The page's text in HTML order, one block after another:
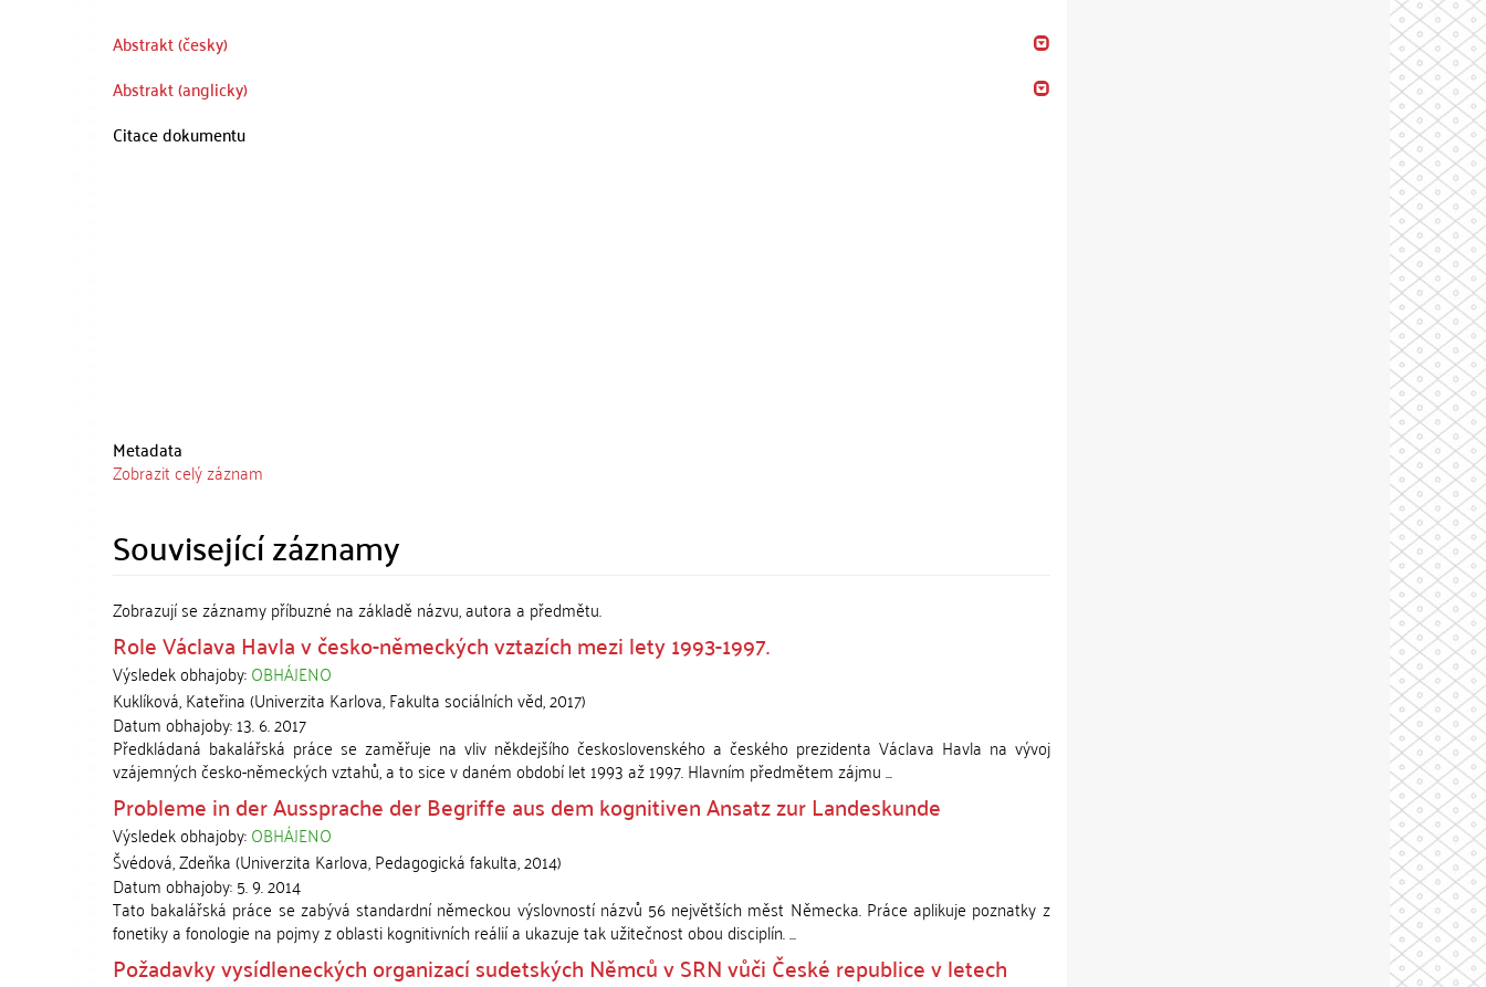
Abstrakt (česky)
Abstrakt (anglicky)
Citace dokumentu
Metadata
Zobrazit celý záznam
Související záznamy
Zobrazují se záznamy příbuzné na základě názvu, autora a předmětu.
Role Václava Havla v česko-německých vztazích mezi lety 1993-1997.
Výsledek obhajoby:OBHÁJENO
Kuklíková, Kateřina(Univerzita Karlova, Fakulta sociálních věd,2017)
Datum obhajoby:13. 6. 2017
Předkládaná bakalářská práce se zaměřuje na vliv někdejšího československého a českého prezidenta Václava Havla na vývoj
vzájemných česko-německých vztahů, a to sice v daném období let 1993 až 1997. Hlavním předmětem zájmu ...
Probleme in der Aussprache der Begriffe aus dem kognitiven Ansatz zur Landeskunde
Výsledek obhajoby:OBHÁJENO
Švédová, Zdeňka(Univerzita Karlova, Pedagogická fakulta,2014)
Datum obhajoby:5. 9. 2014
Tato bakalářská práce se zabývá standardní německou výslovností názvů 56 největších měst Německa. Práce aplikuje poznatky z
fonetiky a fonologie na pojmy z oblasti kognitivních reálií a ukazuje tak užitečnost obou disciplín. ...
Požadavky vysídleneckých organizací sudetských Němců v SRN vůči České republice v letech